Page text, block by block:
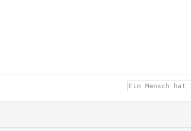
Ein Mensch hat